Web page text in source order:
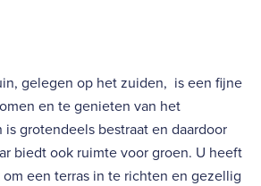
gelegen op het zuiden, is een fijne
en te genieten van het
grotendeels bestraat en daardoor
biedt ook ruimte voor groen. U heeft
een terras in te richten en gezellig